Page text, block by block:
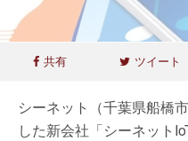
共有 ツイート
シーネット（千葉県船橋
した新会社「シーネット